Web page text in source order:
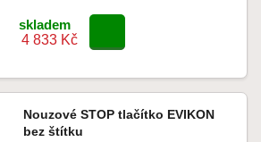
skladem
4 833 Kč
Nouzové STOP tlačítko EVIKON
bez štítku